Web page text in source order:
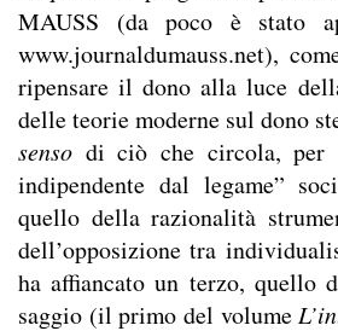
MAUSS (da poco è stato
www.journaldumauss.net),
ripensare il dono alla luce
delle teorie moderne sul dono
senso di ciò che circola, per
indipendente dal legame”
quello della razionalità
dell’opposizione tra
ha affiancato un terzo, quello
saggio (il primo del volume